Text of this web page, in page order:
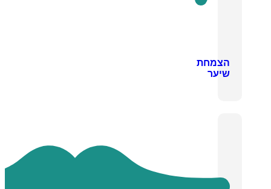
הצמחת
שיער